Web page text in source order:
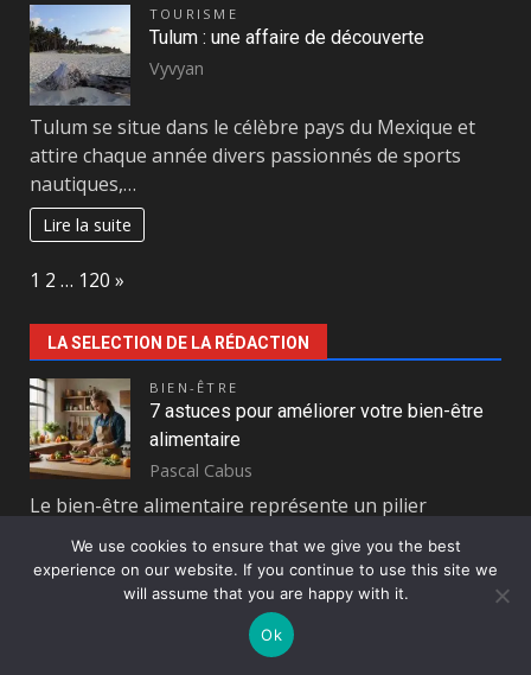
TOURISME
Tulum : une affaire de découverte
Vyvyan
Tulum se situe dans le célèbre pays du Mexique et
attire chaque année divers passionnés de sports
nautiques,…
Lire la suite
Page:
1 2 … 120 Next
»
LA SELECTION DE LA RÉDACTION
BIEN-ÊTRE
7 astuces pour améliorer votre bien-être
alimentaire
Pascal Cabus
Le bien-être alimentaire représente un pilier
fondamental de notre santé globale. Nos choix
quotidiens en matière de nutrition…
Lire la suite
We use cookies to ensure that we give you the best
experience on our website. If you continue to use this site we
will assume that you are happy with it.
Ok